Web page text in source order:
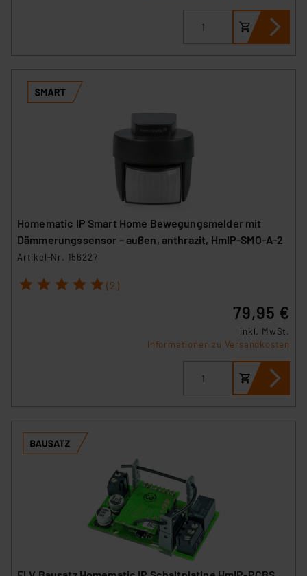
Homematic IP Smart Home Bewegungsmelder mit
Dämmerungssensor – außen, anthrazit, HmIP-SMO-A-2
Artikel-Nr. 156227
1 2 3 4 5 (2)
79,95 €
inkl. MwSt.
Informationen zu Versandkosten